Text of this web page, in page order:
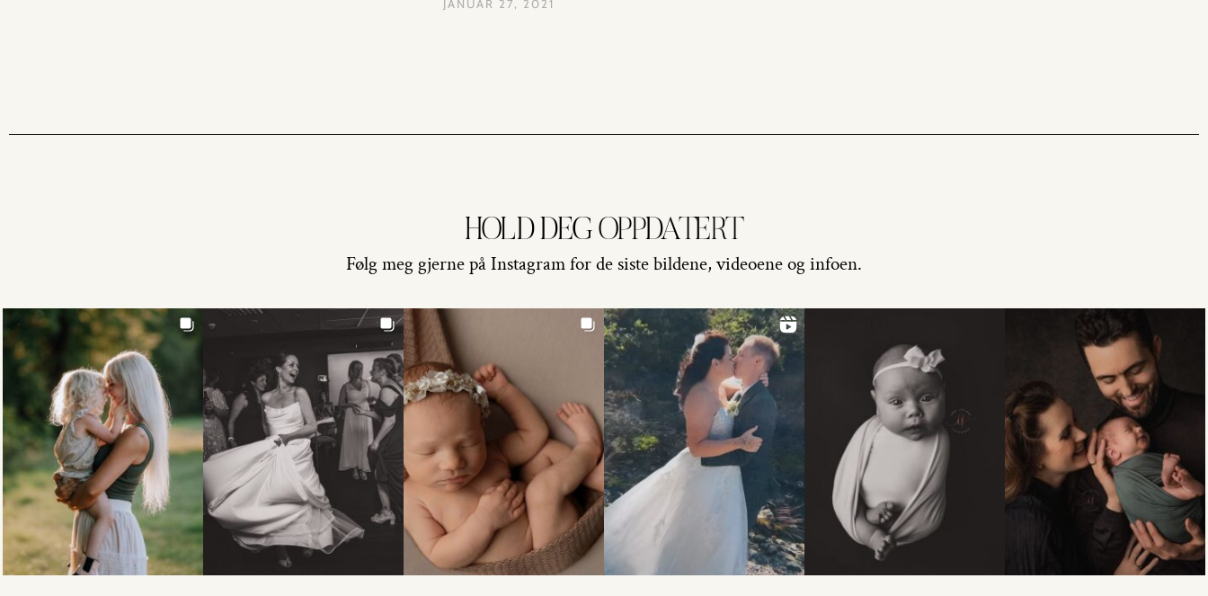
JANUAR 27, 2021
HOLD DEG OPPDATERT
Følg meg gjerne på Instagram for de siste bildene, videoene og infoen.